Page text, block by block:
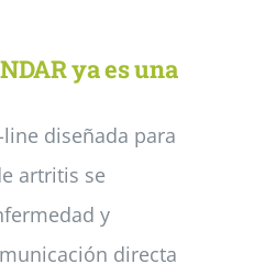
ya es una
diseñada para
artritis se
y
directa